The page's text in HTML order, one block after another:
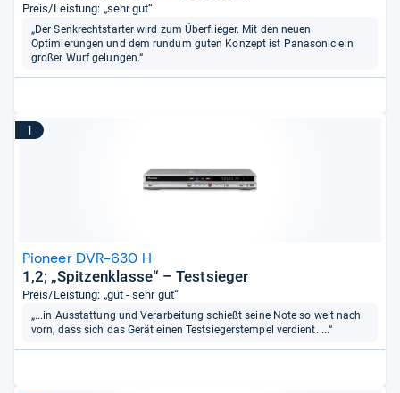
Preis/Leistung: „sehr gut“
„Der Senkrechtstarter wird zum Überflieger. Mit den neuen
Optimierungen und dem rundum guten Konzept ist Panasonic ein
großer Wurf gelungen.“
1
Pioneer DVR-630 H
1,2; „Spitzenklasse“ – Testsieger
Preis/Leistung: „gut - sehr gut“
„...in Ausstattung und Verarbeitung schießt seine Note so weit nach
vorn, dass sich das Gerät einen Testsiegerstempel verdient. ...“